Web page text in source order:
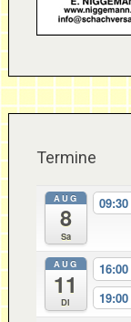
Termine
AUG
8
Sa
09:30
AUG
11
Di
16:00
19:00